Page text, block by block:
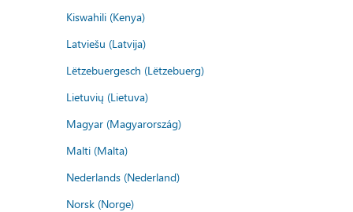
Kiswahili (Kenya)
Latviešu (Latvija)
Lëtzebuergesch (Lëtzebuerg)
Lietuvių (Lietuva)
Magyar (Magyarország)
Malti (Malta)
Nederlands (Nederland)
Norsk (Norge)